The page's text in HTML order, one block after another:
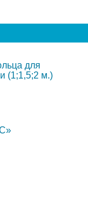
для
(1;1,5;2 м.)